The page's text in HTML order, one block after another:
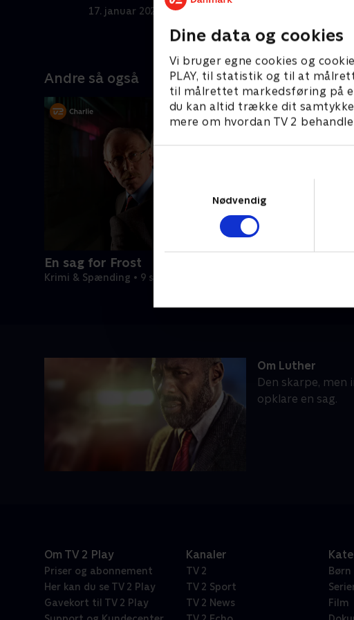
Dine data og cookies
Vi bruger egne cookies og
PLAY, til statistik og til at
til målrettet markedsføring på
du kan altid trække dit samtykke
mere om hvordan TV 2
Nødvendig
17. januar 2024 • 57 min
Andre så også
En sag for Frost
Krimi & Spænding • 9 sæsoner
Om Luther
Den skarpe, men
opklare en sag.
Om TV 2 Play
Priser og abonnement
Her kan du se TV 2 Play
Gavekort til TV 2 Play
Kanaler
TV 2
TV 2 Sport
TV 2 News
Børn
Film